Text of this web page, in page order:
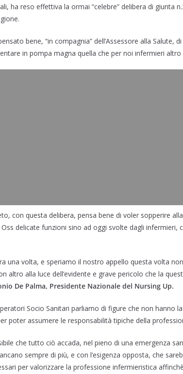
ha reso effettiva la ormai “celebre” delibera di giunta
bene, “in compagnia” dell’Assessore alla Salute,
in pompa magna quella che per noi infermieri
con questa delibera, pensa bene di voler sopperire
delicate funzioni sino ad oggi svolte dagli infermieri,
una volta, e speriamo il nostro appello questa volta
altro alla luce dell’evidente e grave pericolo che la
De Palma, Presidente Nazionale del Nursing Up.
Socio Sanitari parliamo di figure che non hanno
poter assumere le responsabilità tipiche della
che tutto ciò accada, nel pieno di una emergenza
sempre di più, e con l’esigenza opposta, che
per valorizzare la professione infermieristica